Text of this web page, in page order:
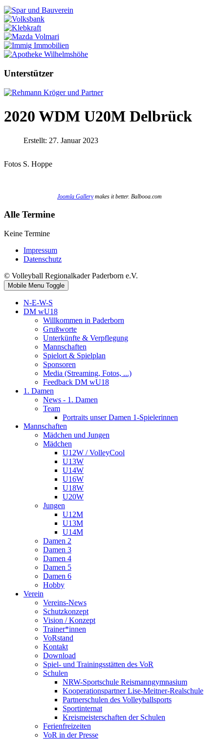
Unterstützer
2020 WDM U20M Delbrück
Erstellt: 27. Januar 2023
Fotos S. Hoppe
Joomla Gallerymakes it better. Balbooa.com
Alle Termine
Keine Termine
Impressum
Datenschutz
© Volleyball Regionalkader Paderborn e.V.
Mobile Menu Toggle
N-E-W-S
DM wU18
Willkommen in Paderborn
Grußworte
Unterkünfte & Verpflegung
Mannschaften
Spielort & Spielplan
Sponsoren
Media (Streaming, Fotos, ...)
Feedback DM wU18
1. Damen
News - 1. Damen
Team
Portraits unser Damen 1-Spielerinnen
Mannschaften
Mädchen und Jungen
Mädchen
U12W / VolleyCool
U13W
U14W
U16W
U18W
U20W
Jungen
U12M
U13M
U14M
Damen 2
Damen 3
Damen 4
Damen 5
Damen 6
Hobby
Verein
Vereins-News
Schutzkonzept
Vision / Konzept
Trainer*innen
VoRstand
Kontakt
Download
Spiel- und Trainingsstätten des VoR
Schulen
NRW-Sportschule Reismanngymnasium
Kooperationspartner Lise-Meitner-Realschule
Partnerschulen des Volleyballsports
Sportinternat
Kreismeisterschaften der Schulen
Ferienfreizeiten
VoR in der Presse